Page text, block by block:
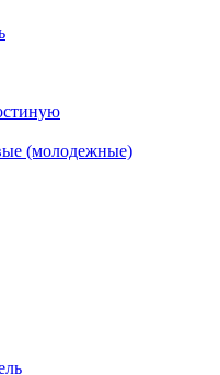
(молодежные)